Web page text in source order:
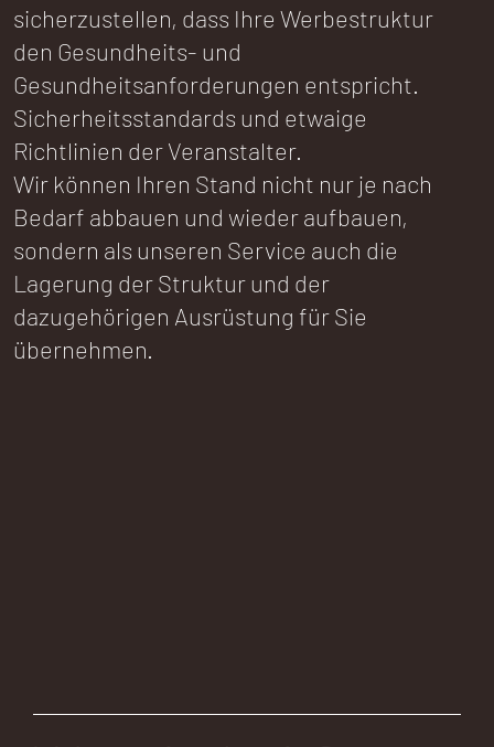
sicherzustellen, dass Ihre Werbestruktur
den Gesundheits- und
Gesundheitsanforderungen entspricht.
Sicherheitsstandards und etwaige
Richtlinien der Veranstalter.
Wir können Ihren Stand nicht nur je nach
Bedarf abbauen und wieder aufbauen,
sondern als unseren Service auch die
Lagerung der Struktur und der
dazugehörigen Ausrüstung für Sie
übernehmen.